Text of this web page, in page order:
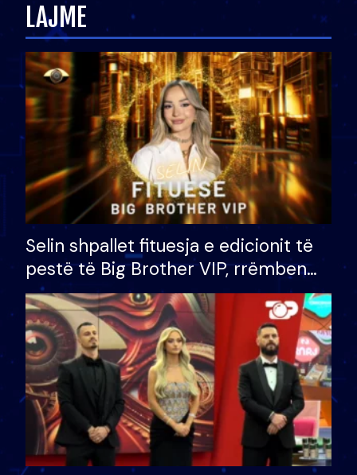
LAJME
Selin shpallet fituesja e edicionit të
pestë të Big Brother VIP, rrëmben
çmimin e madh prej 100 mijë eurosh